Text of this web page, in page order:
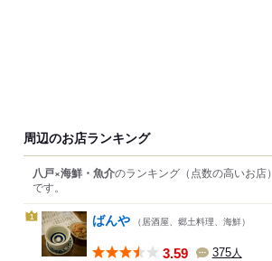
周辺のお店ランキング
八戸×海鮮・魚介のランキング （点数の高いお店）
です。
1 ばんや （居酒屋、郷土料理、海鮮）
3.59 375人